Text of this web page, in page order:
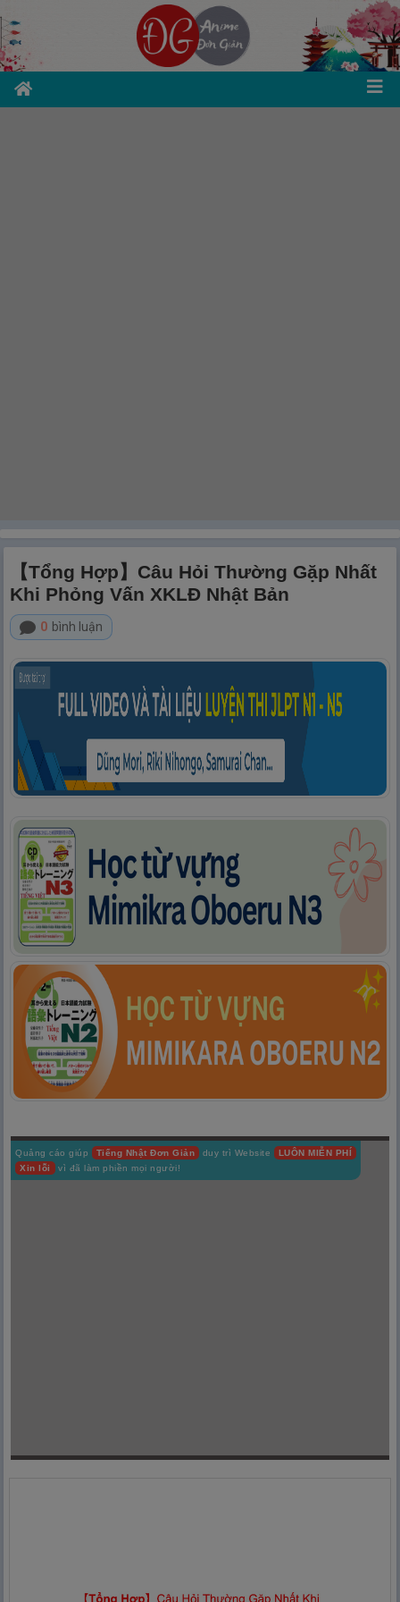
【Tổng Hợp】Câu Hỏi Thường Gặp Nhất
Khi Phỏng Vấn XKLĐ Nhật Bản
0 bình luận
Quảng cáo giúp Tiếng Nhật Đơn Giản duy trì Website
LUÔN MIỄN PHÍ
Xin lỗi
vì đã làm phiền mọi người!